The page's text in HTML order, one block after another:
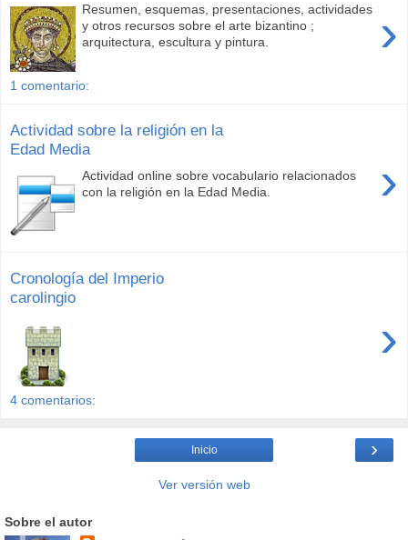
›
Resumen, esquemas, presentaciones, actividades
y otros recursos sobre el arte bizantino ;
arquitectura, escultura y pintura.
1 comentario:
Actividad sobre la religión en la
Edad Media
›
Actividad online sobre vocabulario relacionados
con la religión en la Edad Media.
Cronología del Imperio
carolingio
›
4 comentarios:
›
Inicio
Ver versión web
Sobre el autor